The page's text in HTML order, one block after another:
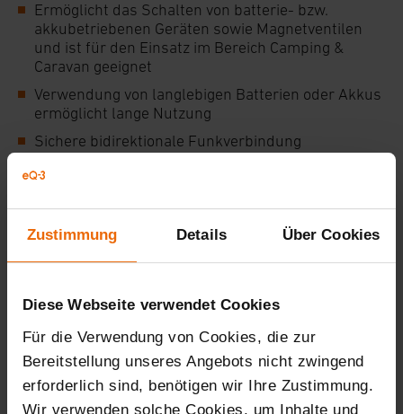
Zustimmung Details Über Cookies
Diese Webseite verwendet Cookies
Für die Verwendung von Cookies, die zur
Bereitstellung unseres Angebots nicht zwingend
erforderlich sind, benötigen wir Ihre Zustimmung.
Wir verwenden solche Cookies, um Inhalte und
Ermöglicht das Schalten von batterie- bzw.
akkubetriebenen Geräten sowie Magnetventilen
und ist für den Einsatz im Bereich Camping &
Caravan geeignet
Verwendung von langlebigen Batterien oder Akkus
ermöglicht lange Nutzung
Sichere bidirektionale Funkverbindung
Bedienung über verschiedene Homematic Geräte
Fernbedienungen sowie über die Bedienoberfläche
„WebUI“ möglich
Bestellinformationen
Downloads